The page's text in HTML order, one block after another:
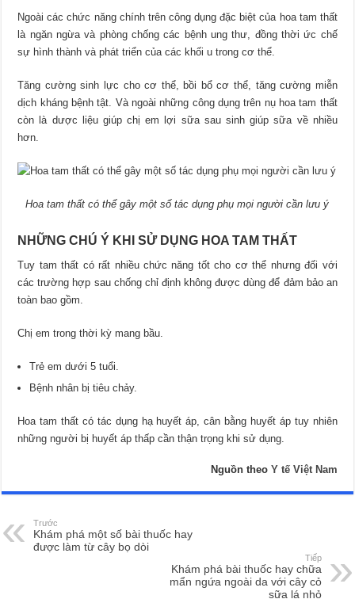
Ngoài các chức năng chính trên công dụng đặc biệt của hoa tam thất
là ngăn ngừa và phòng chống các bệnh ung thư, đồng thời ức chế
sự hình thành và phát triển của các khối u trong cơ thể.
Tăng cường sinh lực cho cơ thể, bồi bổ cơ thể, tăng cường miễn
dịch kháng bệnh tật. Và ngoài những công dụng trên nụ hoa tam thất
còn là dược liệu giúp chị em lợi sữa sau sinh giúp sữa về nhiều
hơn.
Hoa tam thất có thể gây một số tác dụng phụ mọi người cần lưu ý
NHỮNG CHÚ Ý KHI SỬ DỤNG HOA TAM THẤT
Tuy tam thất có rất nhiều chức năng tốt cho cơ thể nhưng đối với
các trường hợp sau chống chỉ định không được dùng để đảm bảo an
toàn bao gồm.
Chị em trong thời kỳ mang bầu.
Trẻ em dưới 5 tuổi.
Bệnh nhân bị tiêu chảy.
Hoa tam thất có tác dụng hạ huyết áp, cân bằng huyết áp tuy nhiên
những người bị huyết áp thấp cần thận trọng khi sử dụng.
Nguồn theo Y tế Việt Nam
Trước
Khám phá một số bài thuốc hay
được làm từ cây bọ dòi
Tiếp
Khám phá bài thuốc hay chữa
mẩn ngứa ngoài da với cây cỏ
sữa lá nhỏ